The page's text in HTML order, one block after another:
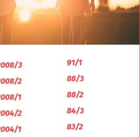
3
2
1
2
1
91/1
88/3
88/2
84/3
83/2